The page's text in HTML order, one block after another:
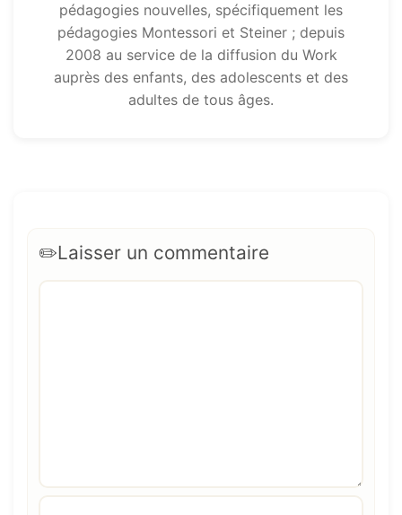
pédagogies nouvelles, spécifiquement les
pédagogies Montessori et Steiner ; depuis
2008 au service de la diffusion du Work
auprès des enfants, des adolescents et des
adultes de tous âges.
Laisser un commentaire